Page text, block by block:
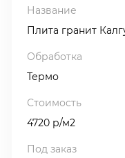
Плита гранит
Термо
4720 р/м2